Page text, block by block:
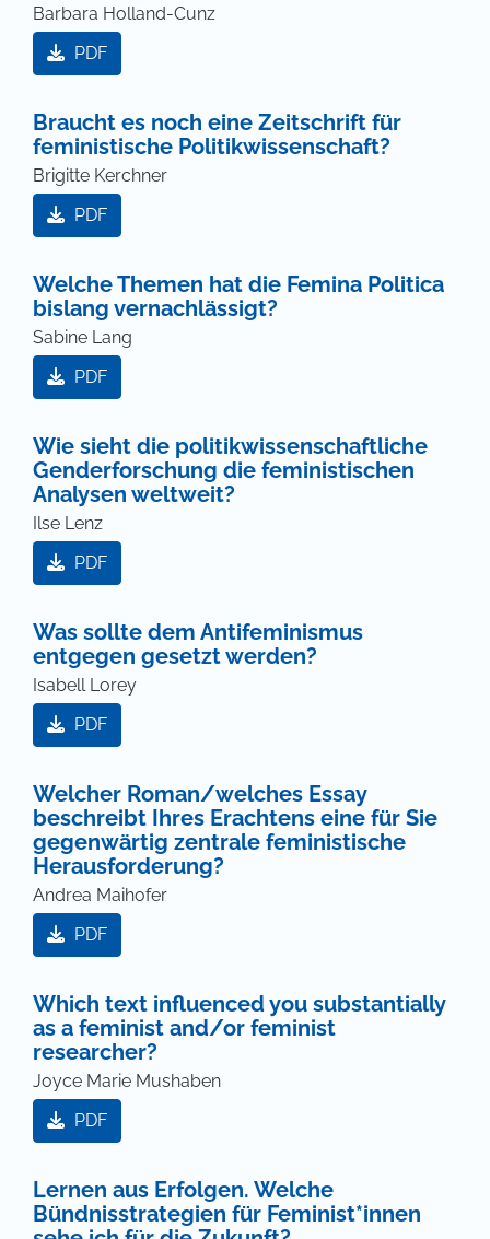
Barbara Holland-Cunz
PDF
Braucht es noch eine Zeitschrift für
feministische Politikwissenschaft?
Brigitte Kerchner
PDF
Welche Themen hat die Femina Politica
bislang vernachlässigt?
Sabine Lang
PDF
Wie sieht die politikwissenschaftliche
Genderforschung die feministischen
Analysen weltweit?
Ilse Lenz
PDF
Was sollte dem Antifeminismus
entgegen gesetzt werden?
Isabell Lorey
PDF
Welcher Roman/welches Essay
beschreibt Ihres Erachtens eine für Sie
gegenwärtig zentrale feministische
Herausforderung?
Andrea Maihofer
PDF
Which text influenced you substantially
as a feminist and/or feminist
researcher?
Joyce Marie Mushaben
PDF
Lernen aus Erfolgen. Welche
Bündnisstrategien für Feminist*innen